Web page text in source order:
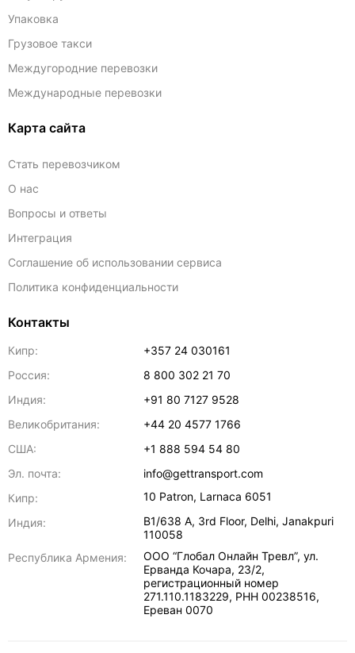
Упаковка
Грузовое такси
Междугородние перевозки
Международные перевозки
Карта сайта
Стать перевозчиком
О нас
Вопросы и ответы
Интеграция
Соглашение об использовании сервиса
Политика конфиденциальности
Контакты
Кипр:
+357 24 030161
Россия:
8 800 302 21 70
Индия:
+91 80 7127 9528
Великобритания:
+44 20 4577 1766
США:
+1 888 594 54 80
Эл. почта:
info@gettransport.com
Кипр:
10 Patron, Larnaca 6051
Индия:
B1/638 A, 3rd Floor, Delhi,Janakpuri
110058
Республика Армения:
ООО “Глобал Онлайн Тревл”, ул.
Ерванда Кочара, 23/2,
регистрационный номер
271.110.1183229, РНН 00238516,
Ереван 0070